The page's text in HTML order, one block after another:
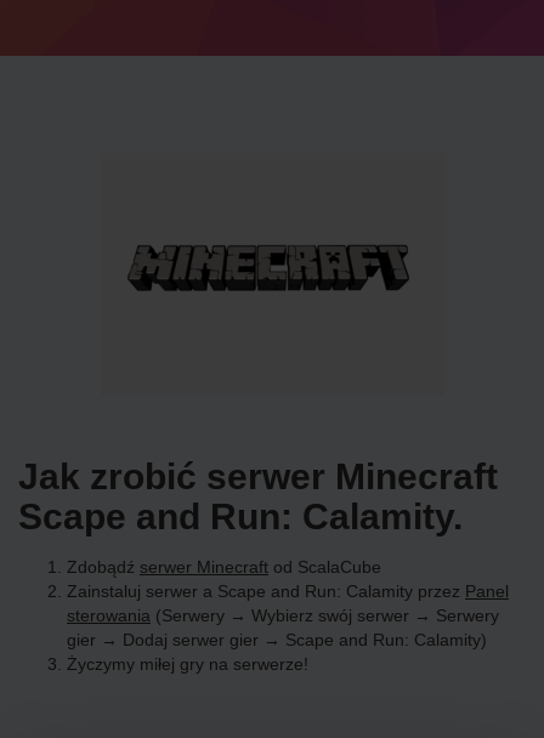
Jak zrobić serwer Minecraft
Scape and Run: Calamity.
Zdobądź serwer Minecraft od ScalaCube
Zainstaluj serwer a Scape and Run: Calamity przez Panel
sterowania (Serwery → Wybierz swój serwer → Serwery
gier → Dodaj serwer gier → Scape and Run: Calamity)
Życzymy miłej gry na serwerze!